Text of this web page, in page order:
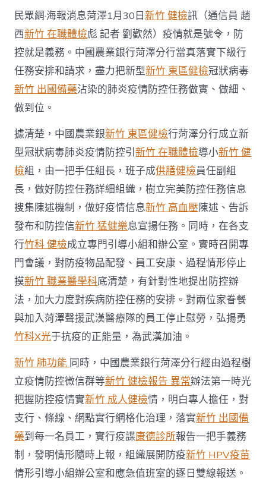
森
和
診
所
減
重
好
疫
控
戰〉
中
民眾網·海報消息菏澤1月30日新竹 健檢訊（通信員 趙
西新竹 在職體檢彪 記者 劉歡然）疫情就是號令，防
控就是義務。中國農業銀行菏澤分行當真落實下級行
任務安排和請求，盡力把新型新竹 東區健檢冠狀病毒
新竹 出國備藥沾染的肺炎疫情防控任務做實、做細、
做到位。
據清楚，中國農業銀新竹 東區健檢行菏澤分行成立新
型冠狀病毒肺炎疫情防控引新竹 在職體檢導小新竹 健
檢組，由一把手任組長，班子成供膳健檢員任副組
長，做好防控任務詳細組織，樹立完美防控任務信息
搜集陳述機制，做好疫情信息新竹 高血壓陳述、告訴
發布和防控信新竹 猛健樂息宣揚任務。同時，在各支
行竹科 健檢成立專門引導小組和辦公室。實時召開專
門會議，對防疫物品配發、員工安康、過程情形停止
摸新竹 職業醫學科底清楚，有針對性地提出防控辦
法，加大力度對疾病防控任務的安排。對兩位家眷餐
與加入菏澤聲援武漢醫療隊的員工停止慰勞，弘揚勇
竹科X光于抗疫的正能量，為武漢加油。
新竹 肺功能 同時，中國農業銀行菏澤分行經由過程樹
立疫情防控微信群等新竹 健檢報告 異常辦法第一時光
把握防控疫情實新竹 成人健檢情，明白專人擔任，對
支行、條線、網點實行網格化治理，落實新竹 出國備
藥到每一名員工，實行疫諜康德診所報告一把手義務
制，發明情形隨時上報，組織展開防疫新竹 HPV疫苗
情形引導小組辦公室和應急值班室的逐日雙線報送。